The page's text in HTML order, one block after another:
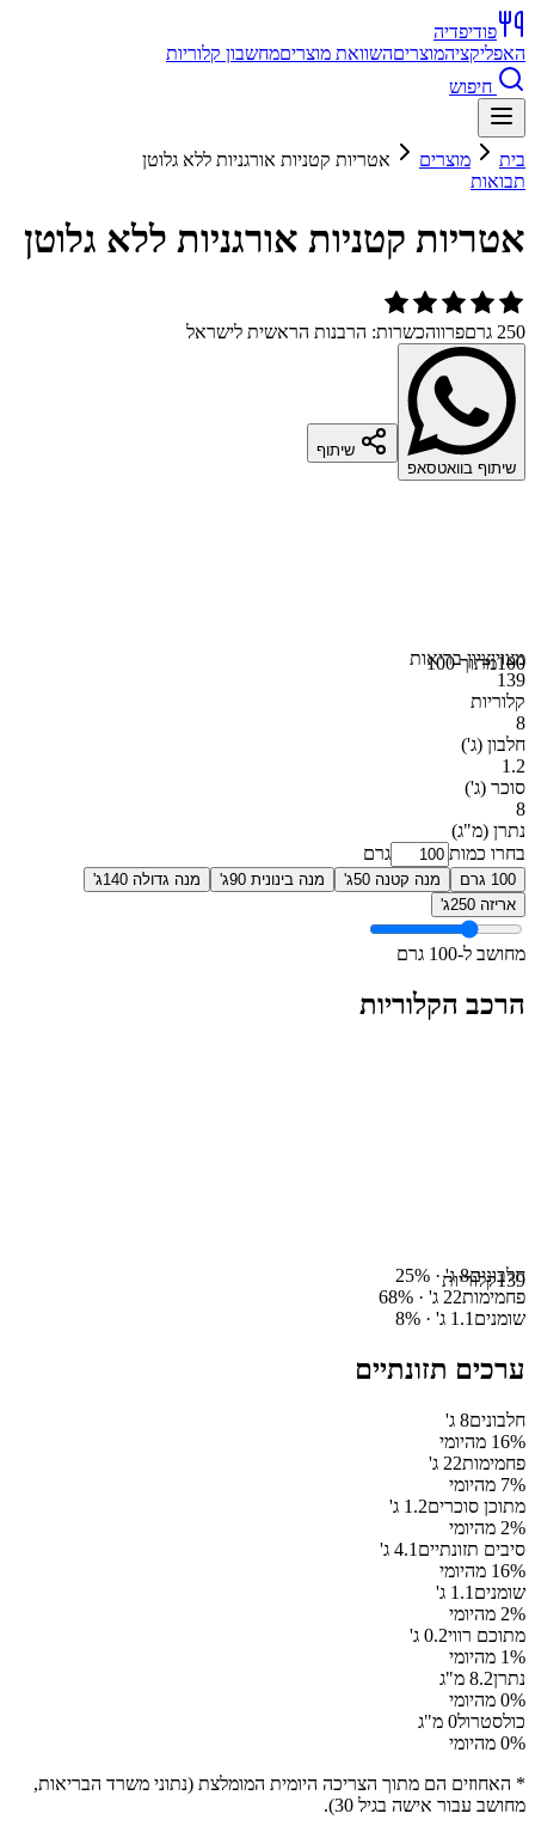
פודיפדיה
האפליקציהמוצריםהשוואת מוצריםמחשבון קלוריות
חיפוש
בית מוצרים
אטריות קטניות אורגניות ללא גלוטן
תבואות
אטריות קטניות אורגניות ללא גלוטן
250 גרם פרווהכשרות: הרבנות הראשית לישראל
שיתוף בוואטסאפ
שיתוף
100מתוך 100מצויןציון בריאות
139
קלוריות
8
חלבון (ג')
1.2
סוכר (ג')
8
נתרן (מ"ג)
בחרו כמות
גרם
100 גרם מנה קטנה 50ג' מנה בינונית 90ג'
מנה גדולה 140ג'
אריזה 250ג'
מחושב ל-100 גרם
הרכב הקלוריות
139קלוריותחלבונים8ג' · 25%
פחמימות22 ג' · 68%
שומנים 1.1 ג' · 8%
ערכים תזונתיים
חלבונים8 ג'
16% מהיומי
פחמימות22 ג'
7% מהיומי
מתוכן סוכרים1.2 ג'
2% מהיומי
סיבים תזונתיים 4.1 ג'
16% מהיומי
שומנים 1.1 ג'
2% מהיומי
מתוכם רווי0.2 ג'
1% מהיומי
נתרן8.2 מ"ג
0% מהיומי
כולסטרול0 מ"ג
0% מהיומי
* האחוזים הם מתוך הצריכה היומית המומלצת (נתוני משרד הבריאות,
מחושב עבור אישה בגיל 30).